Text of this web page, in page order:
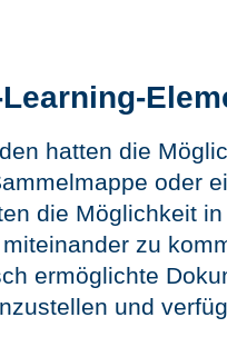
hatten die
oder
die Möglichkeit
zu
ermöglichte
und